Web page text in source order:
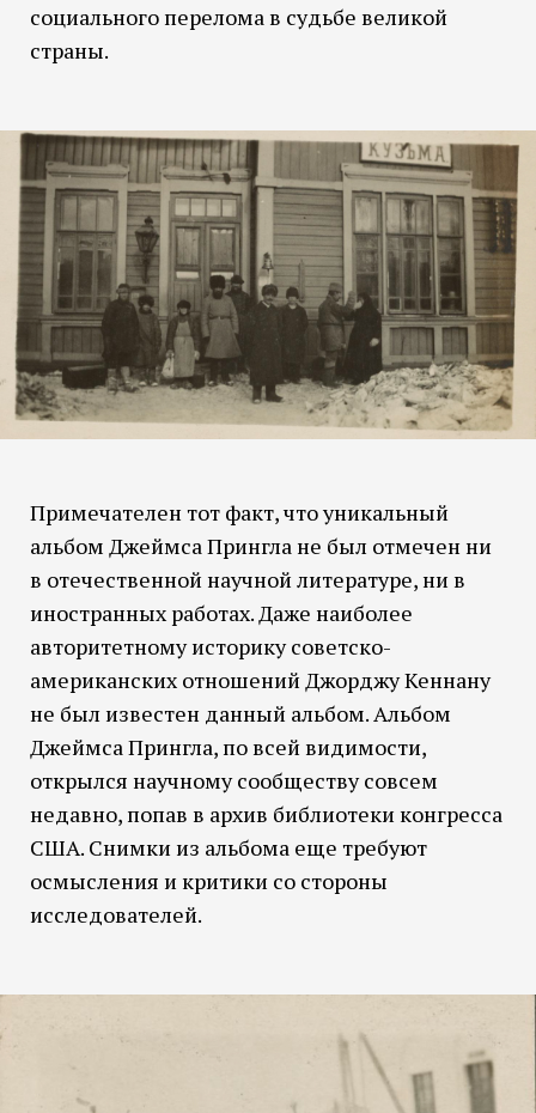
социального перелома в судьбе великой
страны.
Примечателен тот факт, что уникальный
альбом Джеймса Прингла не был отмечен ни
в отечественной научной литературе, ни в
иностранных работах. Даже наиболее
авторитетному историку советско-
американских отношений Джорджу Кеннану
не был известен данный альбом. Альбом
Джеймса Прингла, по всей видимости,
открылся научному сообществу совсем
недавно, попав в архив библиотеки конгресса
США. Снимки из альбома еще требуют
осмысления и критики со стороны
исследователей.